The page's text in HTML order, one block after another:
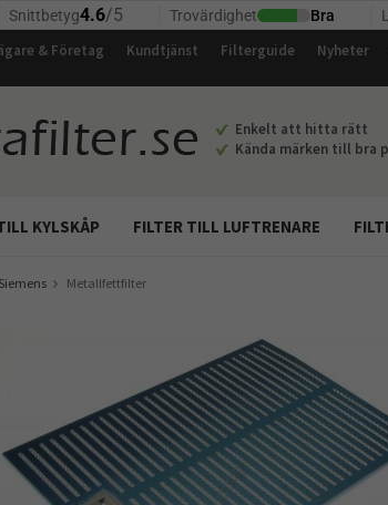
& Företag Kundtjänst Filterguide Nyheter
Enkelt att hitta rätt
Kända märken till bra
KYLSKÅP FILTER TILL LUFTRENARE
Siemens Metallfettfilter